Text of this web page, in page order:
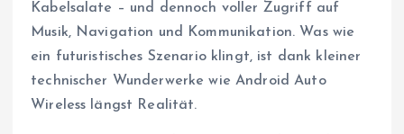
Kabelsalate – und dennoch voller Zugriff auf
Musik, Navigation und Kommunikation. Was wie
ein futuristisches Szenario klingt, ist dank kleiner
technischer Wunderwerke wie Android Auto
Wireless längst Realität.